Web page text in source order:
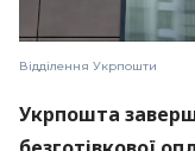
Відділення Укрпошти
Укрпошта